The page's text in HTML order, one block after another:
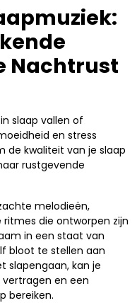
Nachtrust
slaap vallen of
en stress
de kwaliteit van je slaap
rustgevende
melodieën,
die ontworpen zijn
in een staat van
bloot te stellen aan
slapengaan, kan je
en een
bereiken.